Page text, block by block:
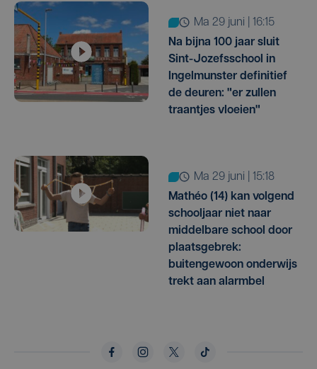
ma 29 juni | 16:15
Na bijna 100 jaar sluit
Sint-Jozefsschool in
Ingelmunster definitief
de deuren: "er zullen
traantjes vloeien"
ma 29 juni | 15:18
Mathéo (14) kan volgend
schooljaar niet naar
middelbare school door
plaatsgebrek:
buitengewoon onderwijs
trekt aan alarmbel